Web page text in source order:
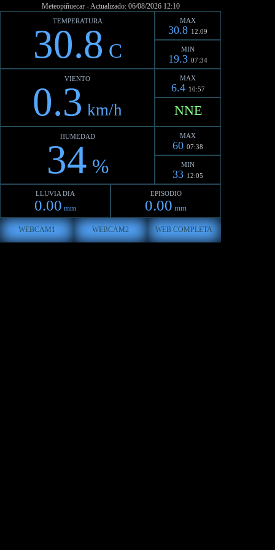
Meteopiñuecar - Actualizado: 06/08/2026 12:10
TEMPERATURA
30.8 C
MAX
30.8 12:09
MIN
19.3 07:34
VIENTO
0.3 km/h
MAX
6.4 10:57
NNE
HUMEDAD
34 %
MAX
60 07:38
MIN
33 12:05
LLUVIA DIA
0.00 mm
EPISODIO
0.00 mm
WEBCAM1 WEBCAM2 WEB COMPLETA